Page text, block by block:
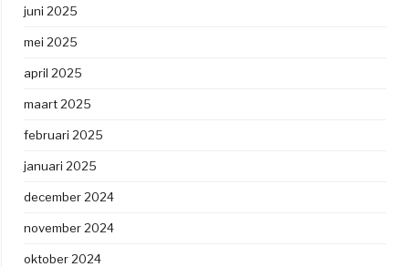
juni 2025
mei 2025
april 2025
maart 2025
februari 2025
januari 2025
december 2024
november 2024
oktober 2024